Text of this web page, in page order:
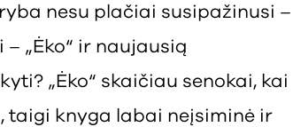
nesu plačiai susipažinusi –
„Ėko“ ir naujausią
„Ėko“ skaičiau senokai, kai
taigi knyga labai neįsiminė ir